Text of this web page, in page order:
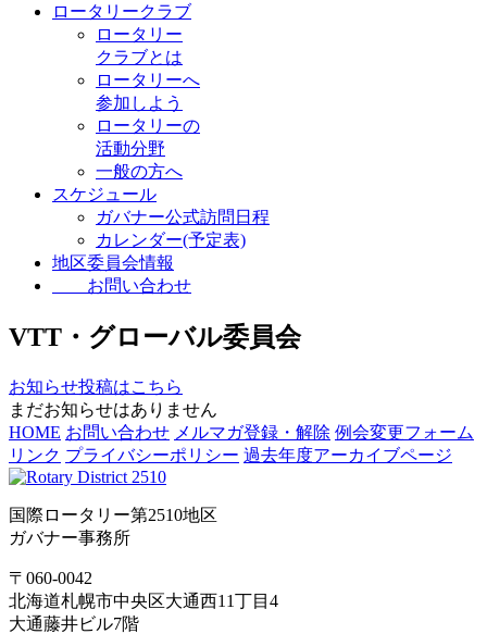
ロータリークラブ
ロータリー
クラブとは
ロータリーへ
参加しよう
ロータリーの
活動分野
一般の方へ
スケジュール
ガバナー公式訪問日程
カレンダー(予定表)
地区委員会情報
お問い合わせ
VTT・グローバル委員会
お知らせ投稿はこちら
まだお知らせはありません
HOME お問い合わせ メルマガ登録・解除 例会変更フォーム
リンク プライバシーポリシー 過去年度アーカイブページ
国際ロータリー第2510地区
ガバナー事務所
〒060-0042
北海道札幌市中央区大通西11丁目4
大通藤井ビル7階